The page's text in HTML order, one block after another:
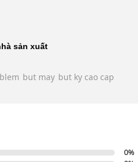
sản xuất
but may but ky cao cap
0%